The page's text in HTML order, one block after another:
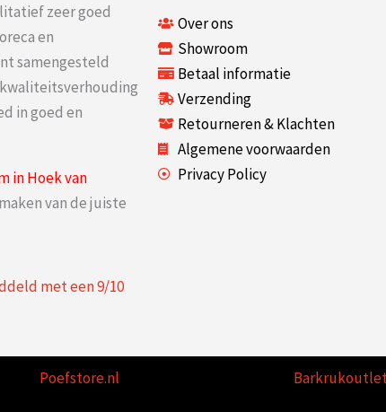
zeer goed
en
samengesteld
in goed en
in Hoek van
van de juiste
met een9/10
Over ons
Showroom
Betaal informatie
Verzending
Retourneren & Klachten
Algemene voorwaarden
Privacy Policy
Poefstore.nl